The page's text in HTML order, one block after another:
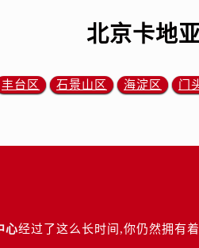
北京卡地
丰台区 石景山区 海淀区 门
心经过了这么长时间,你仍然拥有